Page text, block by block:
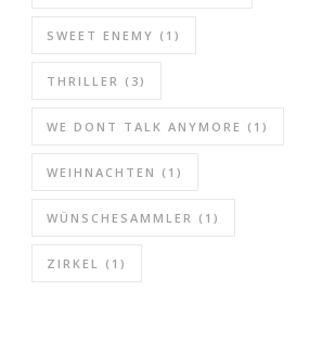
SWEET ENEMY (1)
THRILLER (3)
WE DONT TALK ANYMORE (1)
WEIHNACHTEN (1)
WÜNSCHESAMMLER (1)
ZIRKEL (1)